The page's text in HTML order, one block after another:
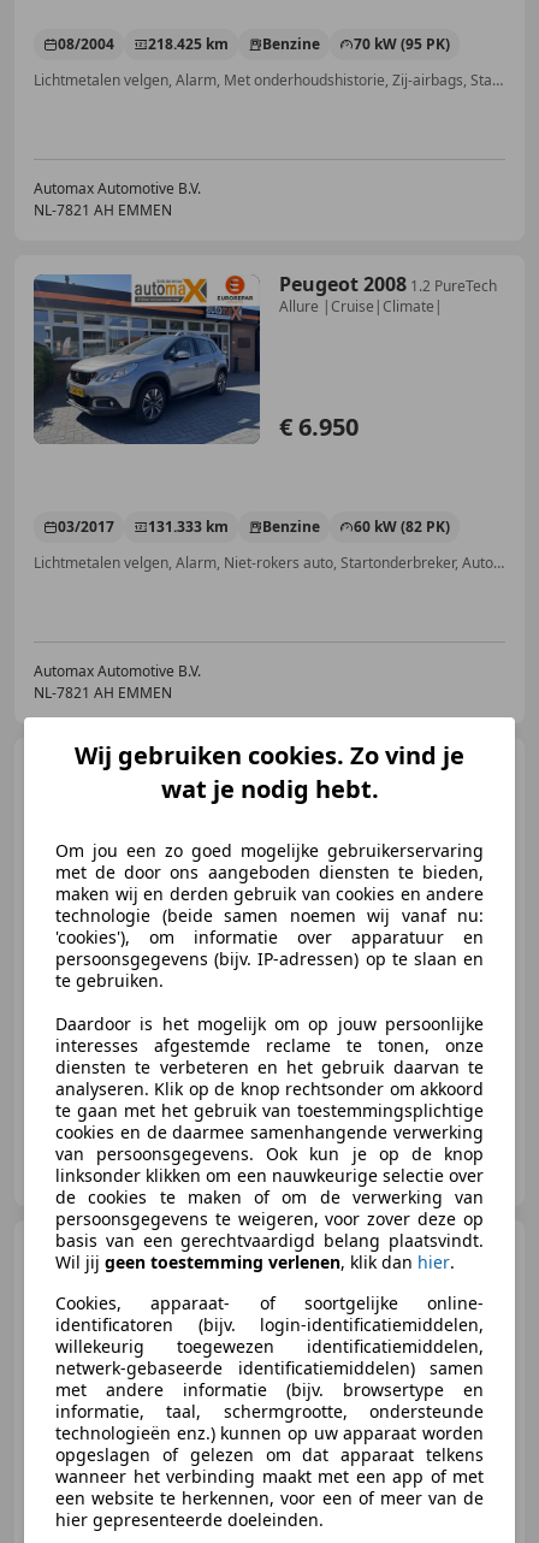
08/2004 218.425 km Benzine
70 kW (95 PK)
Lichtmetalen velgen, Alarm, Met onderhoudshistorie, Zij-airbags, Startonderbreker, Airconditioning, Mistlampen, Elektrische ramen
Automax Automotive B.V.
NL-7821 AH EMMEN
Peugeot 2008 1.2 PureTech
Allure |Cruise|Climate|
€ 6.950
03/2017 131.333 km Benzine
60 kW (82 PK)
Lichtmetalen velgen, Alarm, Niet-rokers auto, Startonderbreker, Automatische klimaatregeling, Airconditioning, Dakrails, Parkeerhulp achter
Automax Automotive B.V.
NL-7821 AH EMMEN
Volvo V602.0 B3 Momentum
Business |Dealer
Onderhouden|164PK
€ 26.950 1
Automax Automotive B.V.
NL-7821 AH EMMEN
SEAT Alhambra 1.4 TSI
Style 7p
|Camera|Climate|Cruise|
€ 6.950
05/2012 213.015 km Benzine
110 kW (150 PK)
Wij gebruiken cookies. Zo vind je
wat je nodig hebt.
Om jou een zo goed mogelijke gebruikerservaring
met de door ons aangeboden diensten te bieden,
maken wij en derden gebruik van cookies en andere
technologie (beide samen noemen wij vanaf nu:
'cookies'), om informatie over apparatuur en
persoonsgegevens (bijv. IP-adressen) op te slaan en
te gebruiken.
Daardoor is het mogelijk om op jouw persoonlijke
interesses afgestemde reclame te tonen, onze
diensten te verbeteren en het gebruik daarvan te
analyseren. Klik op de knop rechtsonder om akkoord
te gaan met het gebruik van toestemmingsplichtige
cookies en de daarmee samenhangende verwerking
van persoonsgegevens. Ook kun je op de knop
linksonder klikken om een nauwkeurige selectie over
de cookies te maken of om de verwerking van
persoonsgegevens te weigeren, voor zover deze op
basis van een gerechtvaardigd belang plaatsvindt.
Wil jij geen toestemming verlenen, klik dan hier.
Cookies, apparaat- of soortgelijke online-
identificatoren (bijv. login-identificatiemiddelen,
willekeurig toegewezen identificatiemiddelen,
netwerk-gebaseerde identificatiemiddelen) samen
met andere informatie (bijv. browsertype en
informatie, taal, schermgrootte, ondersteunde
technologieën enz.) kunnen op uw apparaat worden
opgeslagen of gelezen om dat apparaat telkens
wanneer het verbinding maakt met een app of met
een website te herkennen, voor een of meer van de
hier gepresenteerde doeleinden.